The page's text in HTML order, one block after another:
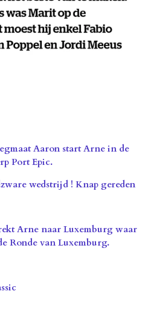
Aaron start Arne in de
Port Epic.
wedstrijd ! Knap gereden
Arne naar Luxemburg waar
Ronde van Luxemburg.